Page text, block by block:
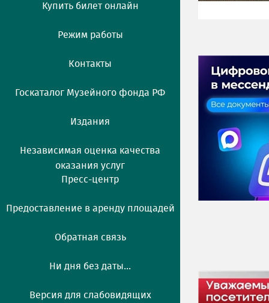
Купить билет онлайн
Режим работы
Контакты
Госкаталог Музейного фонда РФ
Издания
Независимая оценка качества
оказания услуг
Пресс-центр
Предоставление в аренду площадей
Обратная связь
Ни дня без даты...
Версия для слабовидящих